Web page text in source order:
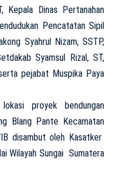
Kepala Dinas Pertanahan
Pencatatan Sipil
Syahrul Nizam, SSTP,
Syamsul Rizal, ST,
pejabat Muspika Paya
proyek bendungan
Blang Pante Kecamatan
disambut oleh Kasatker
Wilayah Sungai Sumatera